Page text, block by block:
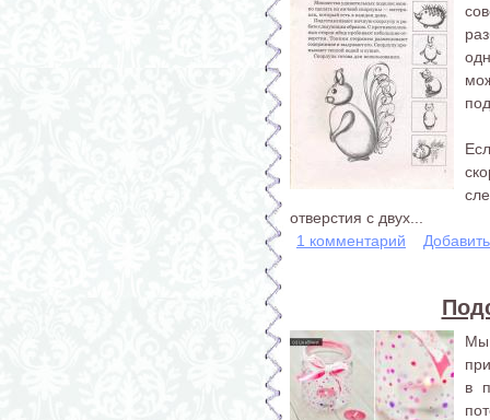
отверстия с двух...
1 комментарий
в